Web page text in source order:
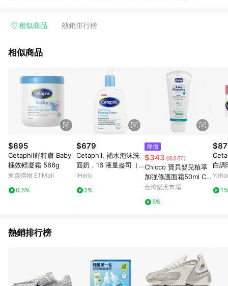
交易後，想下第二張訂單，請重新從LINE購物連結至蝦皮商店進
隸屬於蝦皮商城，點數回饋請依照「蝦皮超市」商店頁為主。 6.
主。 7. 點數回饋將依照蝦皮提供扣除折價券、運費與蝦幣後之最
終金額進行計算。 8. 同一商品品項(即便不同尺寸規格)，皆會計
入同一筆返點上限進行計算 9. 用戶需於同一瀏覽器進行交易（若
自動跳轉 APP，請在 APP交易）。 10. 若使用不同物流或付款方
式，將拆分成不同筆訂單編號發送通知。 11. 若使用折價券折抵，
可能會有攤提折抵導致訂單金額些微落差 12. 蝦皮會將LINE的導
購跳轉紀錄與蝦皮的會員ID進行綁定，若後續七天內未透過其他
媒體來源導入蝦皮官網，則七天內於該蝦皮帳號下訂的首筆訂單
會被蝦皮認列為該LINE用戶導購跳轉時所成立之訂單。 13. 若同
一用戶使用一個以上蝦皮帳號透過LINE購物進行導購，將可能導
致無法收到導購通知，亦可能無法收到點數，再請留意。 14. 請
注意以下行為將可能導致無法取得 LINE POINTS 點數回饋資格：
使用非指定之途徑及方式完成交易，或經由蝦皮系統判斷點擊路
徑不符合回饋資格或規則者。 15. 若有贈點爭議，請務必於訂單
LINE購物訂單紀錄已呈現：「非本次前往蝦皮商店之品項，不符
合回饋資格」，則不受理此案件。 [注意事項] 1.如導購途中用戶
新透過LINE購物前往蝦皮商城，否則無法進行LINE POINTS 回
相似商品 熱銷排行榜
相似商品
$695
Cetaphil舒特膚 Baby
極效輕凝霜 566g
東森購物 ETMall
0.5%
$679
Cetaphil, 補水泡沫洗
面奶，16 液量盎司（4
73 毫升）
iHerb
2%
降價
$343 (降$87)
Chicco 寶貝嬰兒植萃
加強修護面霜50ml CC
B105970★衛立兒生活
台灣樂天市場
5%
白
1%
熱銷排行榜